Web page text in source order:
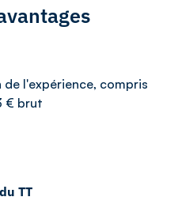
l'expérience, compris
€ brut
TT